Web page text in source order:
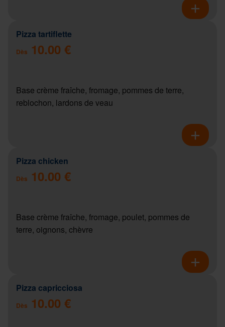
Pizza tartiflette
Dès 10.00 €
Base crème fraîche, fromage, pommes de terre,
reblochon, lardons de veau
Pizza chicken
Dès 10.00 €
Base crème fraîche, fromage, poulet, pommes de
terre, oignons, chèvre
Pizza capricciosa
Dès 10.00 €